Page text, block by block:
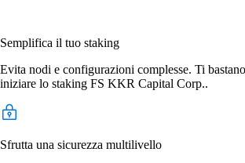
Semplifica il tuo staking
Evita nodi e configurazioni complesse. Ti
iniziare lo staking FS KKR Capital Corp..
Sfrutta una sicurezza multilivello